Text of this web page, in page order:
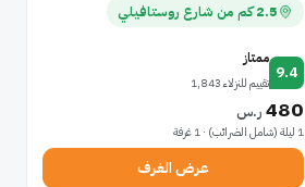
2.5 كم من شارع روستافيلي
9.4
ممتاز
تقييم للنزلاء 1,843
480 ر.س
1 ليلة (شامل الضرائب) · 1 غرفة
عرض الغرف